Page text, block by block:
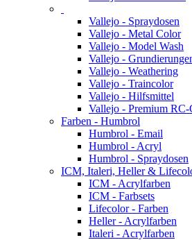
Vallejo - Spraydosen
Vallejo - Metal Color
Vallejo - Model Wash
Vallejo -
Vallejo - Weathering
Vallejo - Traincolor
Vallejo - Hilfsmittel
Vallejo - Premium
Farben - Humbrol
Humbrol - Email
Humbrol - Acryl
Humbrol - Spraydosen
ICM, Italeri, Heller &
ICM - Acrylfarben
ICM - Farbsets
Lifecolor - Farben
Heller - Acrylfarben
Italeri - Acrylfarben